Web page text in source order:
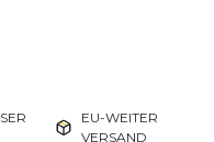
EU-WEITER
VERSAND